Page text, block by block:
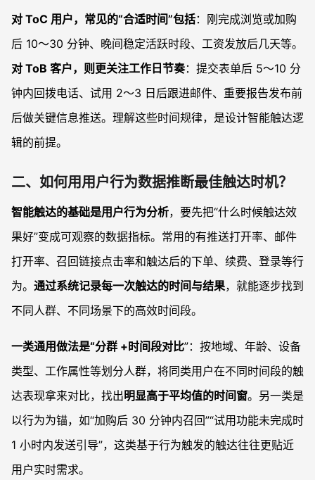
对 ToC 用户，常见的“合适时间”包括：刚完成浏览或加购
后 10～30 分钟、晚间稳定活跃时段、工资发放后几天等。
对 ToB 客户，则更关注工作日节奏：提交表单后 5～10 分
钟内回拨电话、试用 2～3 日后跟进邮件、重要报告发布前
后做关键信息推送。理解这些时间规律，是设计智能触达逻
辑的前提。
二、如何用用户行为数据推断最佳触达时机？
智能触达的基础是用户行为分析，要先把“什么时候触达效
果好”变成可观察的数据指标。常用的有推送打开率、邮件
打开率、召回链接点击率和触达后的下单、续费、登录等行
为。 通过系统记录每一次触达的时间与结果，就能逐步找到
不同人群、不同场景下的高效时间段。
一类通用做法是“分群 +时间段对比”：按地域、年龄、设备
类型、工作属性等划分人群，将同类用户在不同时间段的触
达表现拿来对比，找出明显高于平均值的时间窗。另一类是
以行为为锚，如“加购后 30 分钟内召回”“试用功能未完成时
1 小时内发送引导”，这类基于行为触发的触达往往更贴近
用户实时需求。